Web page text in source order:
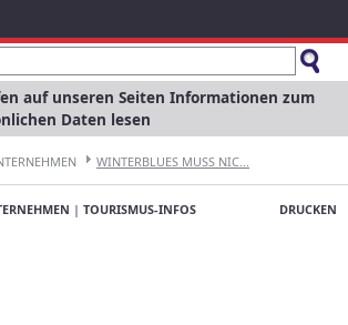
auf unseren Seiten Informationen zum
Daten lesen
WINTERBLUES MUSS NIC...
DRUCKEN
| TOURISMUS-INFOS